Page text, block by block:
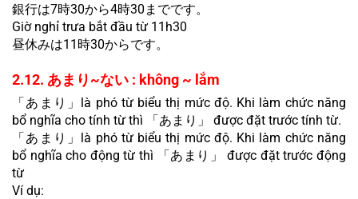
銀行は7時30から4時30までです。
Giờ nghỉ trưa bắt đầu từ 11h30
昼休みは11時30からです。
2.12. あまり~ない : không ~ lắm
「あまり」là phó từ biểu thị mức độ. Khi làm chức năng
bổ nghĩa cho tính từ thì 「あまり」 được đặt trước tính từ.
「あまり」là phó từ biểu thị mức độ. Khi làm chức năng
bổ nghĩa cho động từ thì 「あまり」 được đặt trước động
từ
Ví dụ: